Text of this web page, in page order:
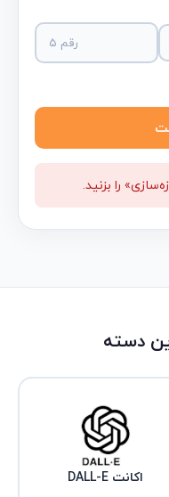
را بزنید.
دسته
اکانت DALL-E